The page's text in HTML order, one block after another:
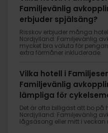
Familjevänlig
erbjuder spjälsäng?
Risskov erbjuder många
Nordjylland: Familjevänlig
mycket bra valuta för
extra förmåner inkluderade.
Vilka hotell i
Familjevänlig
lämpliga för
Det är ofta billigast att bo på
Nordjylland: Familjevänlig
lågsäsong eller mitt i